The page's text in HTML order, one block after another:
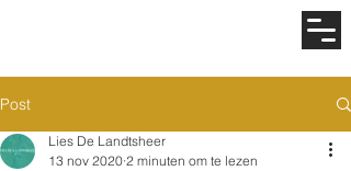
Post
Lies De Landtsheer
13 nov 2020 2 minuten om te lezen